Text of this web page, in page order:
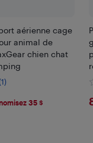
aérienne cage
animal de
chien chat
35 $